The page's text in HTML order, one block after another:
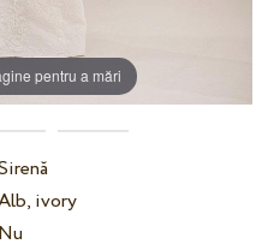
pentru a mări
ivory
Nu